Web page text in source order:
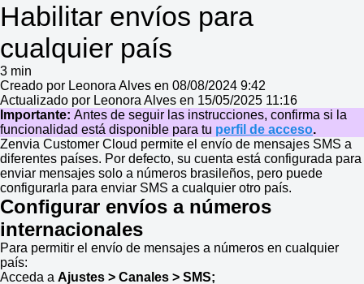
Habilitar envíos para
cualquier país
3 min
Creado por Leonora Alves en 08/08/2024 9:42
Actualizado por Leonora Alves en 15/05/2025 11:16
Importante: Antes de seguir las instrucciones, confirma si la
funcionalidad está disponible para tu perfil de acceso.
Zenvia Customer Cloud permite el envío de mensajes SMS a
diferentes países. Por defecto, su cuenta está configurada para
enviar mensajes solo a números brasileños, pero puede
configurarla para enviar SMS a cualquier otro país.
Configurar envíos a números
internacionales
Para permitir el envío de mensajes a números en cualquier
país:
Acceda a Ajustes > Canales > SMS;